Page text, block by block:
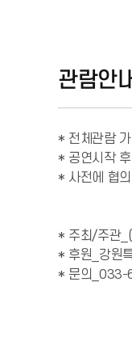
관람안
* 전체관람
* 공연시작
* 사전에 협
* 주최/주관
* 후원_강원
* 문의